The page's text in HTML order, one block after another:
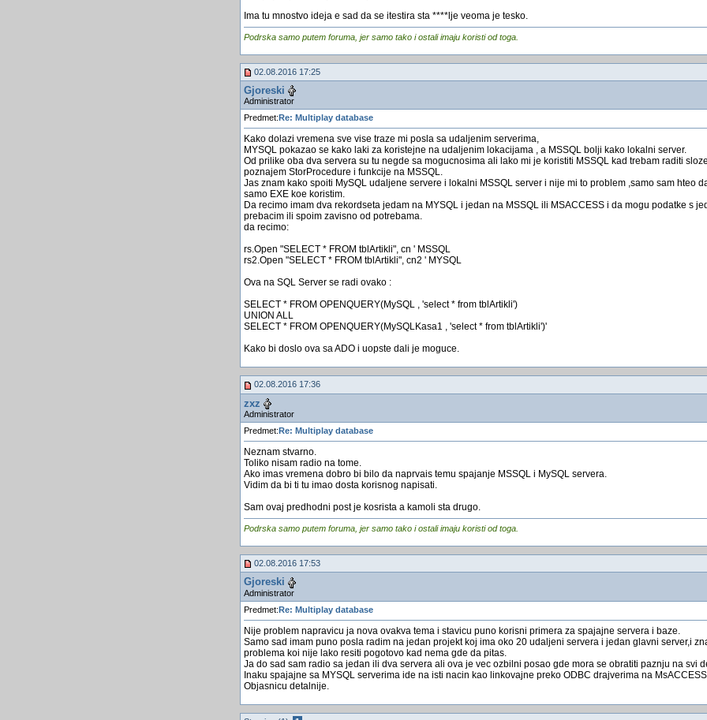
Ima tu mnostvo ideja e sad da se itestira sta ****lje veoma je tesko.
Podrska samo putem foruma, jer samo tako i ostali imaju koristi od toga.
02.08.2016 17:25
Gjoreski
Administrator
Predmet: Re: Multiplay database
Kako dolazi vremena sve vise traze mi posla sa udaljenim serverima,
MYSQL pokazao se kako laki za koristejne na udaljenim lokacijama , a MSSQL bolji kako lokalni server.
Od prilike oba dva servera su tu negde sa mogucnosima ali lako mi je koristiti MSSQL kad trebam raditi
poznajem StorProcedure i funkcije na MSSQL.
Jas znam kako spoiti MySQL udaljene servere i lokalni MSSQL server i nije mi to problem ,samo sam hteo
samo EXE koe koristim.
Da recimo imam dva rekordseta jedam na MYSQL i jedan na MSSQL ili MSACCESS i da mogu podatke s
prebacim ili spoim zavisno od potrebama.
da recimo:
rs.Open "SELECT * FROM tblArtikli", cn ' MSSQL
rs2.Open "SELECT * FROM tblArtikli", cn2 ' MYSQL
Ova na SQL Server se radi ovako :
SELECT * FROM OPENQUERY(MySQL , 'select * from tblArtikli')
UNION ALL
SELECT * FROM OPENQUERY(MySQLKasa1 , 'select * from tblArtikli')'
Kako bi doslo ova sa ADO i uopste dali je moguce.
02.08.2016 17:36
zxz
Administrator
Predmet:Re: Multiplay database
Neznam stvarno.
Toliko nisam radio na tome.
Ako imas vremena dobro bi bilo da naprvais temu spajanje MSSQL i MySQL servera.
Vidim da bi ti tu imao dosta korisnog napisati.
Sam ovaj predhodni post je kosrista a kamoli sta drugo.
Podrska samo putem foruma, jer samo tako i ostali imaju koristi od toga.
02.08.2016 17:53
Gjoreski
Administrator
Predmet:Re: Multiplay database
Nije problem napravicu ja nova ovakva tema i stavicu puno korisni primera za spajajne servera i baze.
Samo sad imam puno posla radim na jedan projekt koj ima oko 20 udaljeni servera i jedan glavni server,i
problema koi nije lako resiti pogotovo kad nema gde da pitas.
Ja do sad sam radio sa jedan ili dva servera ali ova je vec ozbilni posao gde mora se obratiti paznju na svi
Inaku spajajne sa MYSQL serverima ide na isti nacin kao linkovajne preko ODBC drajverima na
Objasnicu detalnije.